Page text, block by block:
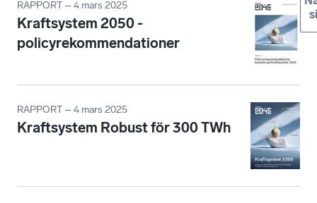
RAPPORT – 4 mars 2025
Kraftsystem 2050 -
policyrekommendationer
RAPPORT – 4 mars 2025
Kraftsystem Robust för 300 TWh